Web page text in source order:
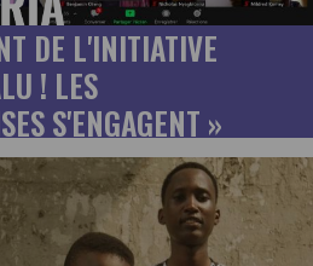
DE L'INITIATIVE
! LES
S'ENGAGENT »